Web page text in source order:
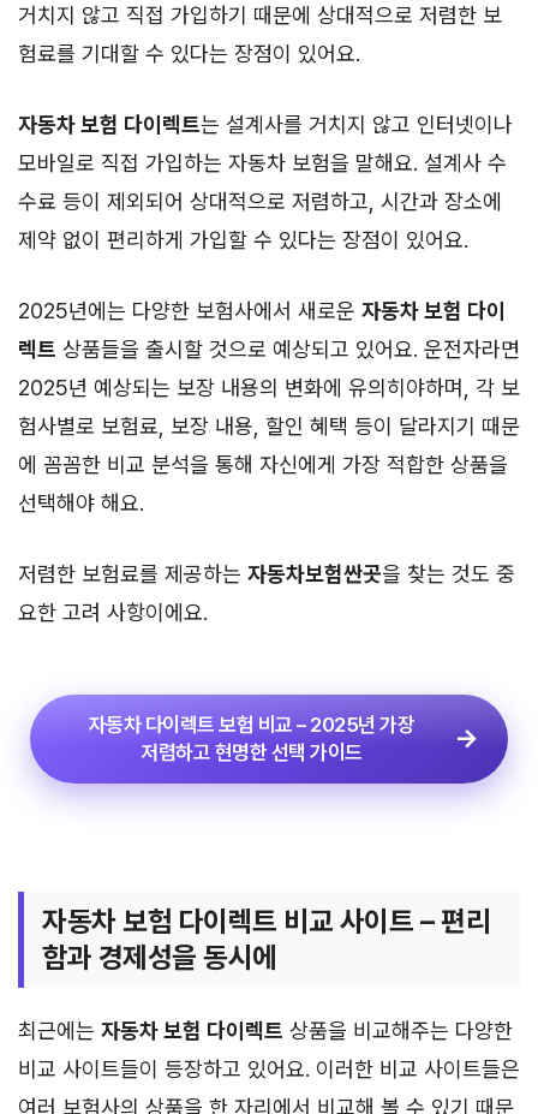
거치지 않고 직접 가입하기 때문에 상대적으로 저렴한 보
험료를 기대할 수 있다는 장점이 있어요.
자동차 보험 다이렉트는 설계사를 거치지 않고 인터넷이나
모바일로 직접 가입하는 자동차 보험을 말해요. 설계사 수
수료 등이 제외되어 상대적으로 저렴하고, 시간과 장소에
제약 없이 편리하게 가입할 수 있다는 장점이 있어요.
2025년에는 다양한 보험사에서 새로운 자동차 보험 다이
렉트 상품들을 출시할 것으로 예상되고 있어요. 운전자라면
2025년 예상되는 보장 내용의 변화에 유의히야하며, 각 보
험사별로 보험료, 보장 내용, 할인 혜택 등이 달라지기 때문
에 꼼꼼한 비교 분석을 통해 자신에게 가장 적합한 상품을
선택해야 해요.
저렴한 보험료를 제공하는 자동차보험싼곳을 찾는 것도 중
요한 고려 사항이에요.
자동차 다이렉트 보험 비교 – 2025년 가장
저렴하고 현명한 선택 가이드
자동차 보험 다이렉트 비교 사이트 – 편리
함과 경제성을 동시에
최근에는 자동차 보험 다이렉트 상품을 비교해주는 다양한
비교 사이트들이 등장하고 있어요. 이러한 비교 사이트들은
여러 보험사의 상품을 한 자리에서 비교해 볼 수 있기 때문